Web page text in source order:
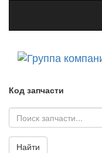
Код запчасти
Найти